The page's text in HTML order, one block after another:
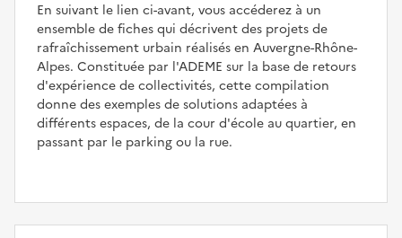
En suivant le lien ci-avant, vous accéderez à un
ensemble de fiches qui décrivent des projets de
rafraîchissement urbain réalisés en Auvergne-Rhône-
Alpes. Constituée par l'ADEME sur la base de retours
d'expérience de collectivités, cette compilation
donne des exemples de solutions adaptées à
différents espaces, de la cour d'école au quartier, en
passant par le parking ou la rue.